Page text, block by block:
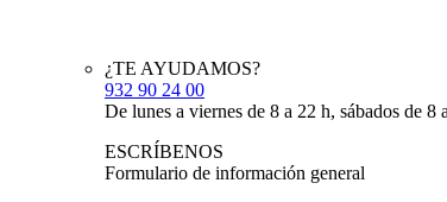
¿TE AYUDAMOS?
932 90 24 00
De lunes a viernes de 8 a 22 h, sábados de 8
ESCRÍBENOS
Formulario de información general